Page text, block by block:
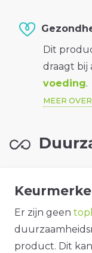
Dit
draagt bij
voeding.
MEER
Er zijn geen
product. Dit